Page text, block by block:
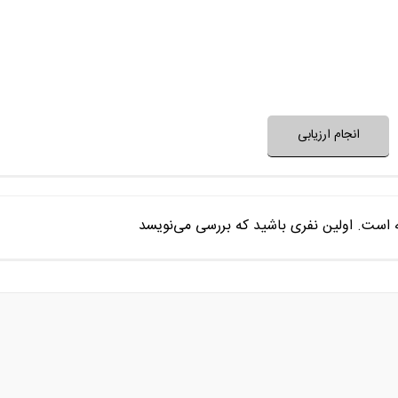
انجام ارزیابی
است. اولین نفری باشید که بررسی می‌نویسد